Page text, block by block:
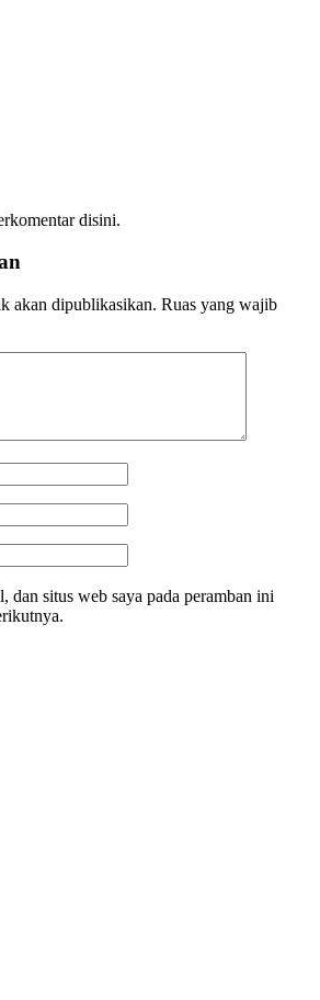
disini.
akan dipublikasikan. Ruas yang wajib
dan situs web saya pada peramban ini